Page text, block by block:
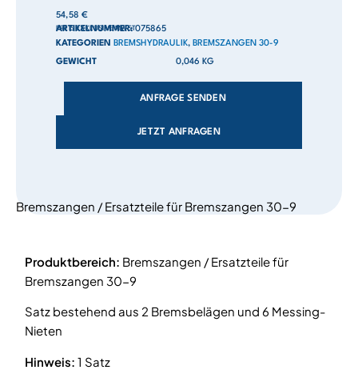
54,58€
PREIS EXKLUSIVE MWST
ARTIKELNUMMER:075865
KATEGORIEN
BREMSHYDRAULIK, BREMSZANGEN 30-9
GEWICHT 0,046 KG
ANFRAGE SENDEN
JETZT ANFRAGEN
Bremszangen / Ersatzteile für Bremszangen 30-9
Produktbereich: Bremszangen / Ersatzteile für
Bremszangen 30-9
Satz bestehend aus 2 Bremsbelägen und 6 Messing-
Nieten
Hinweis: 1 Satz